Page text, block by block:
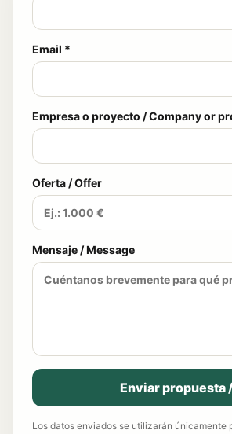
Email *
Empresa o proyecto / Company or
Oferta / Offer
Mensaje / Message
Enviar propuesta
Los datos enviados se utilizarán únicamente